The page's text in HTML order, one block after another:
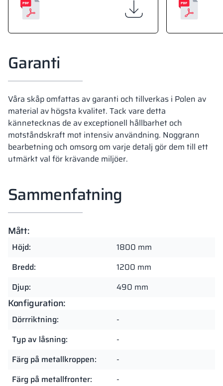
Garanti
Våra skåp omfattas av garanti och tillverkas i Polen av
material av högsta kvalitet. Tack vare detta
kännetecknas de av exceptionell hållbarhet och
motståndskraft mot intensiv användning. Noggrann
bearbetning och omsorg om varje detalj gör dem till ett
utmärkt val för krävande miljöer.
Sammenfatning
Mått:
Höjd:
1800 mm
Bredd:
1200 mm
Djup:
490 mm
Konfiguration:
Dörrriktning:
-
Typ av låsning:
-
Färg på metallkroppen:
-
Färg på metallfronter:
-